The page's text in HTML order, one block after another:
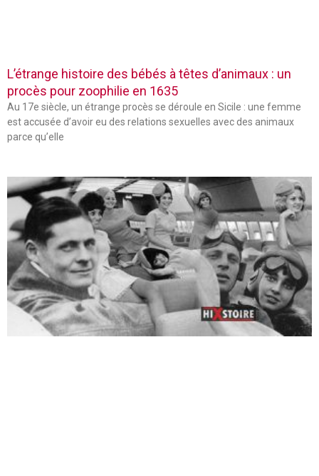
L’étrange histoire des bébés à têtes d’animaux : un
procès pour zoophilie en 1635
Au 17e siècle, un étrange procès se déroule en Sicile : une femme
est accusée d’avoir eu des relations sexuelles avec des animaux
parce qu’elle